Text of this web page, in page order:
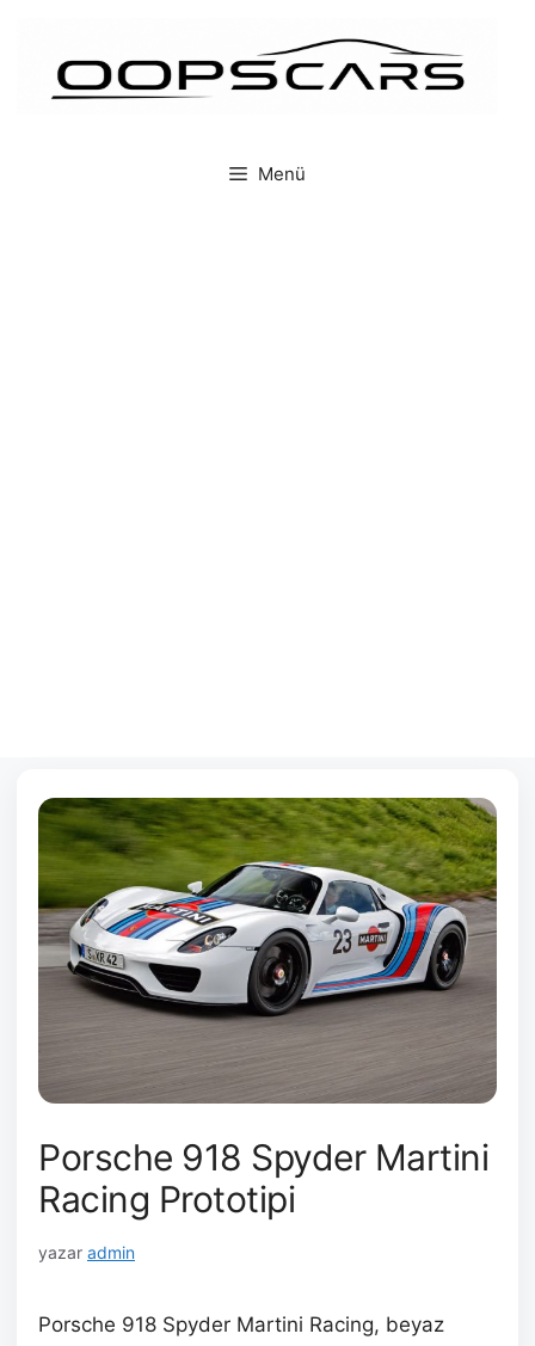
Menü
Porsche 918 Spyder Martini
Racing Prototipi
yazar admin
Porsche 918 Spyder Martini Racing, beyaz